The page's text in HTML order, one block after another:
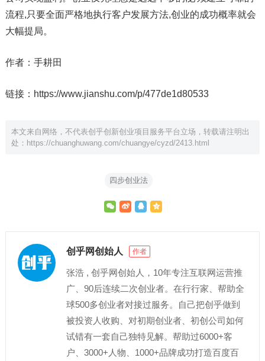
流程,只要全面严格地执行客户发展方法,创业的成功概率就会
大幅提局。
作者：手耕田
链接：https://www.jianshu.com/p/477de1d80533
本文来自网络，不代表创乎创新创业项目服务平台立场，转载请注明出
处： https://chuanghuwang.com/chuangye/cyzd/2413.html
四步创业法
创乎网创始人 作者
张浩 , 创乎网创始人，10年专注互联网运营推
广、90后连续二次创业者。在行行家、帮助全
球500多创业者对接过服务。自己把创乎做到
被投资人收购、对初期创业者、初创公司如何
试错有一套自己独特见解。帮助过6000+客
户、3000+人物、1000+品牌成功打造百度百